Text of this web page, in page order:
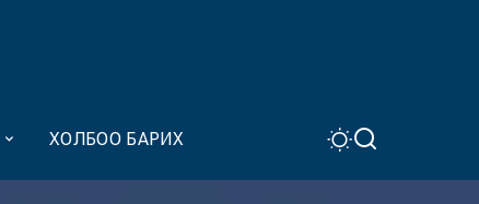
ХОЛБОО БАРИХ